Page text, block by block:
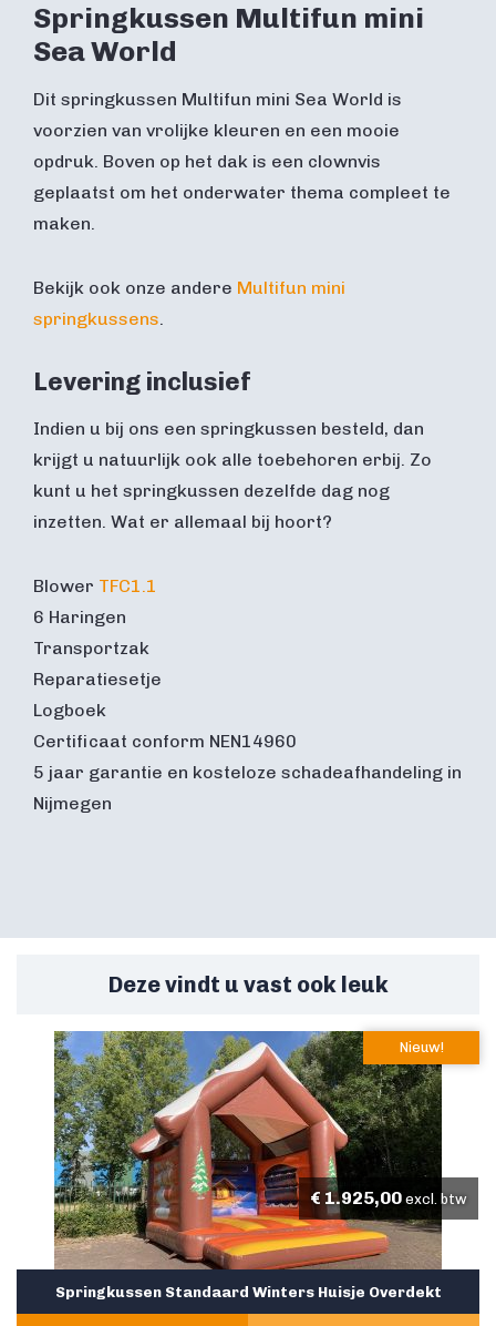
Springkussen Multifun mini
Sea World
Dit springkussen Multifun mini Sea World is
voorzien van vrolijke kleuren en een mooie
opdruk. Boven op het dak is een clownvis
geplaatst om het onderwater thema compleet te
maken.
Bekijk ook onze andere Multifun mini
springkussens.
Levering inclusief
Indien u bij ons een springkussen besteld, dan
krijgt u natuurlijk ook alle toebehoren erbij. Zo
kunt u het springkussen dezelfde dag nog
inzetten. Wat er allemaal bij hoort?
Blower TFC1.1
6 Haringen
Transportzak
Reparatiesetje
Logboek
Certificaat conform NEN14960
5 jaar garantie en kosteloze schadeafhandeling in
Nijmegen
Deze vindt u vast ook leuk
Nieuw!
Springkussen Standaard Winters Huisje Overdekt
€ 1.925,00 excl. btw